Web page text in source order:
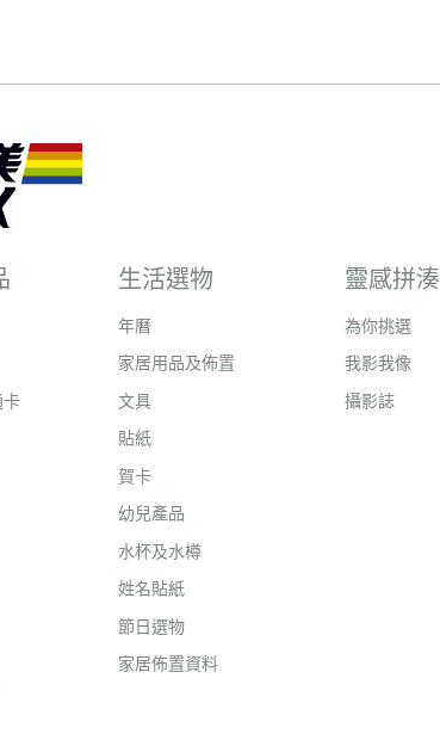
卡
生活選物
年曆
家居用品及佈置
文具
貼紙
賀卡
幼兒產品
水杯及水樽
姓名貼紙
節日選物
家居佈置資料
靈感拼湊
為你挑選
我影我像
攝影誌